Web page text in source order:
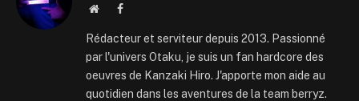
WebsiteFacebook
Rédacteur et serviteur depuis 2013. Passionné
par l'univers Otaku, je suis un fan hardcore des
oeuvres de Kanzaki Hiro. J'apporte mon aide au
quotidien dans les aventures de la team berryz.